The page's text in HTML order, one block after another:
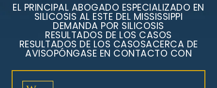
EL PRINCIPAL ABOGADO ESPECIALIZADO EN
SILICOSIS AL ESTE DEL MISSISSIPPI
DEMANDA POR SILICOSIS
RESULTADOS DE LOS CASOS
RESULTADOS DE LOS CASOSACERCA DE
AVISOPÓNGASE EN CONTACTO CON